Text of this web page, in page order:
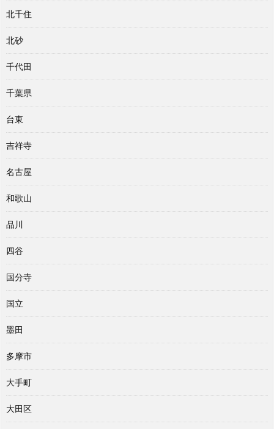
北千住
北砂
千代田
千葉県
台東
吉祥寺
名古屋
和歌山
品川
四谷
国分寺
国立
墨田
多摩市
大手町
大田区